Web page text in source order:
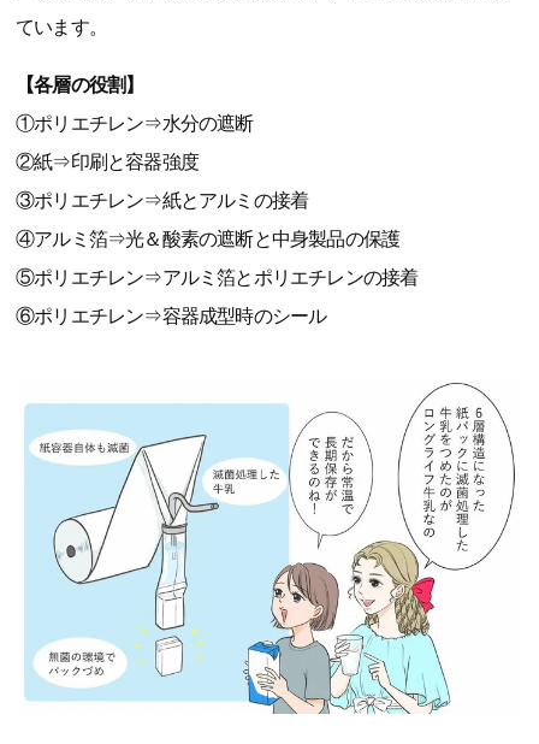
ています。
【各層の役割】
①ポリエチレン⇒水分の遮断
②紙⇒印刷と容器強度
③ポリエチレン⇒紙とアルミの接着
④アルミ箔⇒光＆酸素の遮断と中身製品の保護
⑤ポリエチレン⇒アルミ箔とポリエチレンの接着
⑥ポリエチレン⇒容器成型時のシール